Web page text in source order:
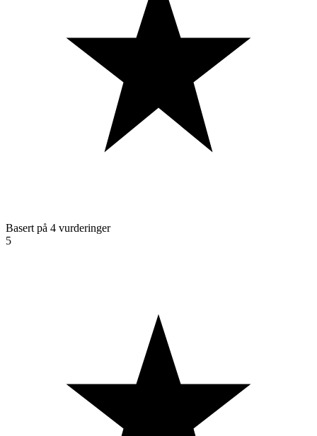
Basert på 4 vurderinger
5